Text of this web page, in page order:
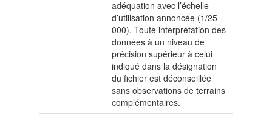
adéquation avec l’échelle
d’utilisation annoncée (1/25
000). Toute interprétation des
données à un niveau de
précision supérieur à celui
indiqué dans la désignation
du fichier est déconseillée
sans observations de terrains
complémentaires.